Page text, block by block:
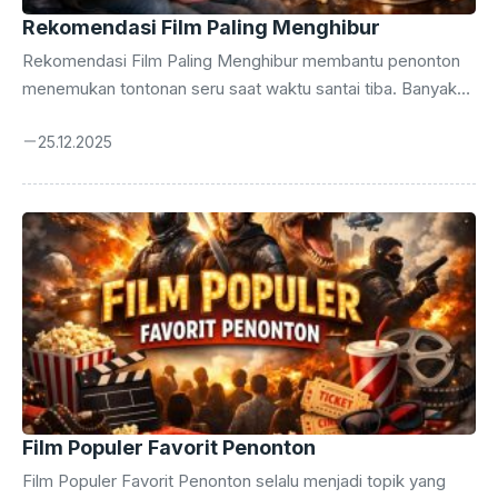
Rekomendasi Film Paling Menghibur
Rekomendasi Film Paling Menghibur membantu penonton
menemukan tontonan seru saat waktu santai tiba. Banyak
dan aksi jelas untuk menaikkan suasana hati. Tren streaming
menyenangkan, menghemat waktu, dan menjaga fokus
tetap rileks. Penonton modern mengutamakan keseruan,
emosi positif, dan cerita mudah di pahami ketika mereka
ingin beristirahat dari rutinitas harian. Pilihan ini cocok untuk
semua usia dan berbagai ...
25.12.2025
Film Populer Favorit Penonton
Film Populer Favorit Penonton selalu menjadi topik yang